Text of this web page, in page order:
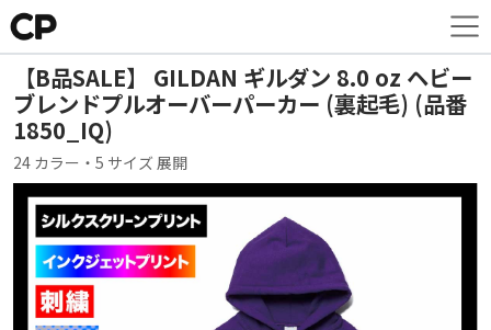
【B品SALE】 GILDAN ギルダン 8.0 oz ヘビー
ブレンドプルオーバーパーカー (裏起毛) (品番
1850_IQ)
24 カラー・5 サイズ 展開